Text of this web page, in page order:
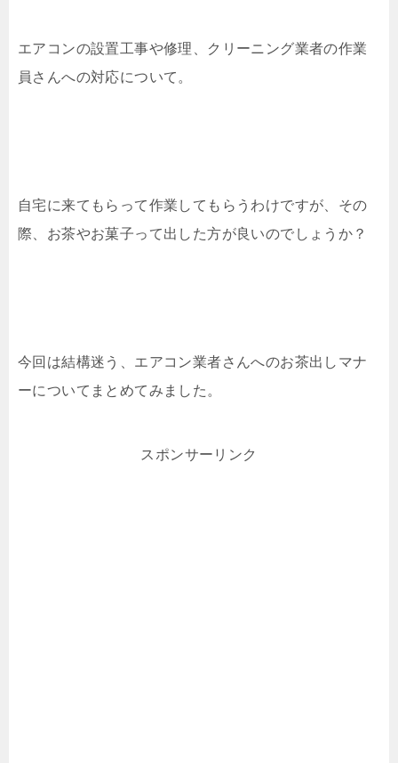
エアコンの設置工事や修理、クリーニング業者の作業
員さんへの対応について。
自宅に来てもらって作業してもらうわけですが、その
際、お茶やお菓子って出した方が良いのでしょうか？
今回は結構迷う、エアコン業者さんへのお茶出しマナ
ーについてまとめてみました。
スポンサーリンク